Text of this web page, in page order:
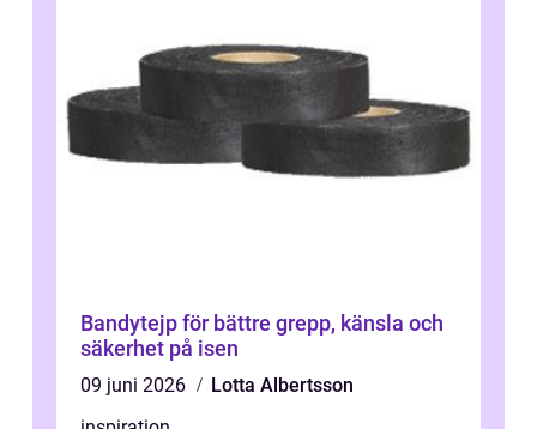
Bandytejp för bättre grepp, känsla och
säkerhet på isen
09 juni 2026
Lotta Albertsson